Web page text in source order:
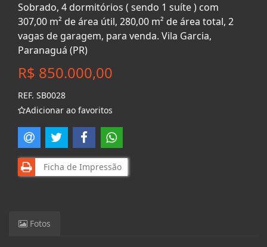
Sobrado, 4 dormitórios ( sendo 1 suíte ) com
307,00 m² de área útil, 280,00 m² de área total, 2
vagas de garagem, para venda. Vila Garcia,
Paranaguá (PR)
R$ 850.000,00
REF. SB0028
Adicionar ao favoritos
Ficha de Impressão
Fotos